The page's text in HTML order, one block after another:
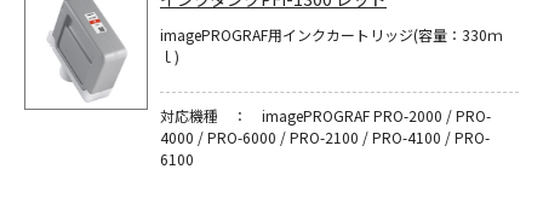
imagePROGRAF用インクカートリッジ(容量：330ｍ
ｌ)
対応機種 ： imagePROGRAF PRO-2000 / PRO-
4000 / PRO-6000 / PRO-2100 / PRO-4100 / PRO-
6100